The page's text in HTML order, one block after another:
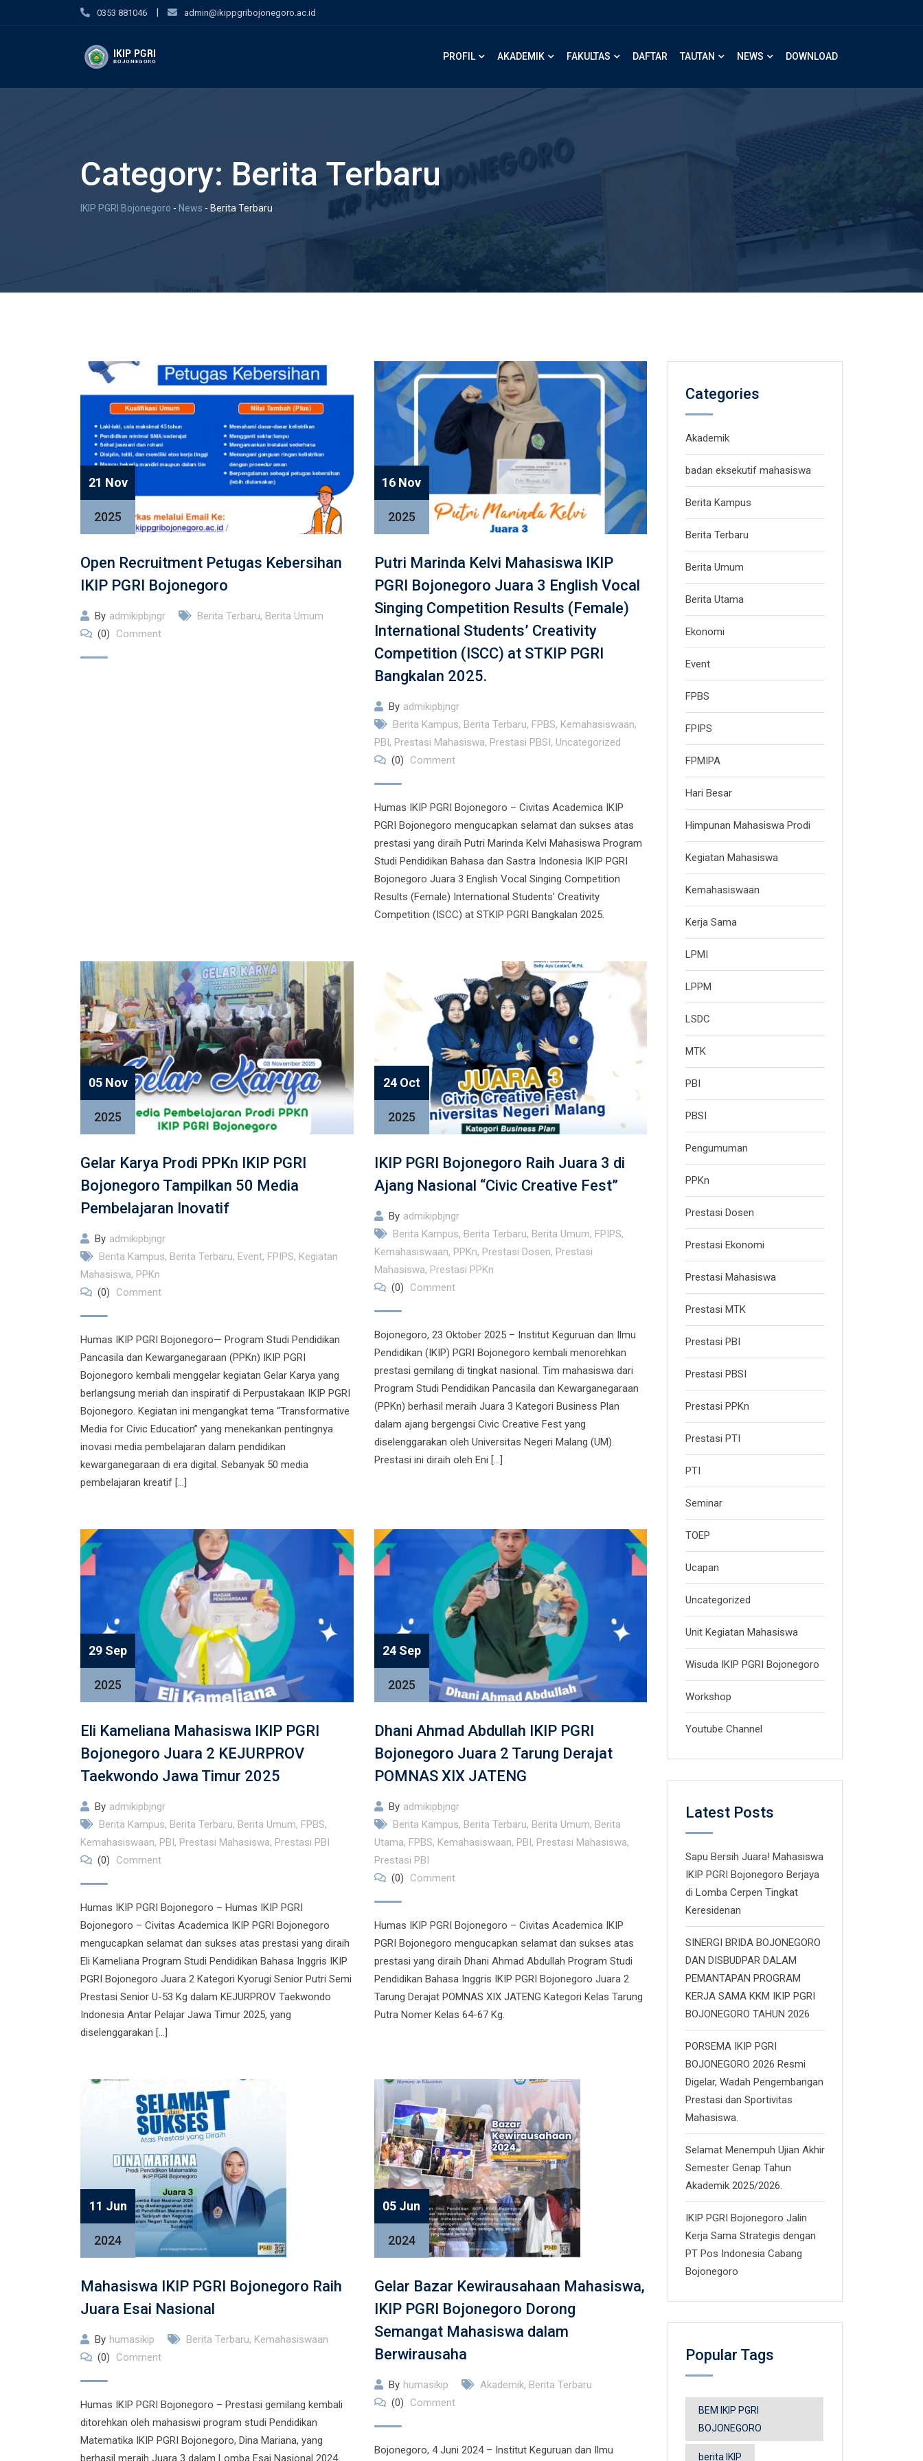
0353 881046 | admin@ikippgribojonegoro.ac.id
PROFIL AKADEMIK FAKULTAS DAFTAR TAUTAN NEWS DOWNLOAD
Category: Berita Terbaru
IKIP PGRI Bojonegoro - News - Berita Terbaru
21 Nov
2025
Open Recruitment Petugas Kebersihan
IKIP PGRI Bojonegoro
By admikipbjngr Berita Terbaru, Berita Umum
(0)
Comment
16 Nov
2025
Putri Marinda Kelvi Mahasiswa IKIP
PGRI Bojonegoro Juara 3 English Vocal
Singing Competition Results (Female)
International Students’ Creativity
Competition (ISCC) at STKIP PGRI
Bangkalan 2025.
By admikipbjngr
Berita Kampus, Berita Terbaru, FPBS, Kemahasiswaan,
PBI, Prestasi Mahasiswa, Prestasi PBSI, Uncategorized
(0)
Comment
Humas IKIP PGRI Bojonegoro – Civitas Academica IKIP
PGRI Bojonegoro mengucapkan selamat dan sukses atas
prestasi yang diraih Putri Marinda Kelvi Mahasiswa Program
Studi Pendidikan Bahasa dan Sastra Indonesia IKIP PGRI
Bojonegoro Juara 3 English Vocal Singing Competition
Results (Female) International Students’ Creativity
Competition (ISCC) at STKIP PGRI Bangkalan 2025.
05 Nov
2025
Gelar Karya Prodi PPKn IKIP PGRI
Bojonegoro Tampilkan 50 Media
Pembelajaran Inovatif
By admikipbjngr
Berita Kampus, Berita Terbaru, Event, FPIPS, Kegiatan
Mahasiswa, PPKn
(0)
Comment
Humas IKIP PGRI Bojonegoro— Program Studi Pendidikan
Pancasila dan Kewarganegaraan (PPKn) IKIP PGRI
Bojonegoro kembali menggelar kegiatan Gelar Karya yang
berlangsung meriah dan inspiratif di Perpustakaan IKIP PGRI
Bojonegoro. Kegiatan ini mengangkat tema “Transformative
Media for Civic Education” yang menekankan pentingnya
inovasi media pembelajaran dalam pendidikan
kewarganegaraan di era digital. Sebanyak 50 media
pembelajaran kreatif […]
24 Oct
2025
IKIP PGRI Bojonegoro Raih Juara 3 di
Ajang Nasional “Civic Creative Fest”
By admikipbjngr
Berita Kampus, Berita Terbaru, Berita Umum, FPIPS,
Kemahasiswaan, PPKn, Prestasi Dosen, Prestasi
Mahasiswa, Prestasi PPKn
(0)
Comment
Bojonegoro, 23 Oktober 2025 – Institut Keguruan dan Ilmu
Pendidikan (IKIP) PGRI Bojonegoro kembali menorehkan
prestasi gemilang di tingkat nasional. Tim mahasiswa dari
Program Studi Pendidikan Pancasila dan Kewarganegaraan
(PPKn) berhasil meraih Juara 3 Kategori Business Plan
dalam ajang bergengsi Civic Creative Fest yang
diselenggarakan oleh Universitas Negeri Malang (UM).
Prestasi ini diraih oleh Eni […]
29 Sep
2025
Eli Kameliana Mahasiswa IKIP PGRI
Bojonegoro Juara 2 KEJURPROV
Taekwondo Jawa Timur 2025
By admikipbjngr
Berita Kampus, Berita Terbaru, Berita Umum, FPBS,
Kemahasiswaan, PBI, Prestasi Mahasiswa, Prestasi PBI
(0)
Comment
Humas IKIP PGRI Bojonegoro – Humas IKIP PGRI
Bojonegoro – Civitas Academica IKIP PGRI Bojonegoro
mengucapkan selamat dan sukses atas prestasi yang diraih
Eli Kameliana Program Studi Pendidikan Bahasa Inggris IKIP
PGRI Bojonegoro Juara 2 Kategori Kyorugi Senior Putri Semi
Prestasi Senior U-53 Kg dalam KEJURPROV Taekwondo
Indonesia Antar Pelajar Jawa Timur 2025, yang
diselenggarakan […]
24 Sep
2025
Dhani Ahmad Abdullah IKIP PGRI
Bojonegoro Juara 2 Tarung Derajat
POMNAS XIX JATENG
By admikipbjngr
Berita Kampus, Berita Terbaru, Berita Umum, Berita
Utama, FPBS, Kemahasiswaan, PBI, Prestasi Mahasiswa,
Prestasi PBI
(0)
Comment
Humas IKIP PGRI Bojonegoro – Civitas Academica IKIP
PGRI Bojonegoro mengucapkan selamat dan sukses atas
prestasi yang diraih Dhani Ahmad Abdullah Program Studi
Pendidikan Bahasa Inggris IKIP PGRI Bojonegoro Juara 2
Tarung Derajat POMNAS XIX JATENG Kategori Kelas Tarung
Putra Nomer Kelas 64-67 Kg.
11 Jun
2024
Mahasiswa IKIP PGRI Bojonegoro Raih
Juara Esai Nasional
By humasikip Berita Terbaru, Kemahasiswaan
(0)
Comment
Humas IKIP PGRI Bojonegoro – Prestasi gemilang kembali
ditorehkan oleh mahasiswi program studi Pendidikan
Matematika IKIP PGRI Bojonegoro, Dina Mariana, yang
berhasil meraih Juara 3 dalam Lomba Esai Nasional 2024.
05 Jun
2024
Gelar Bazar Kewirausahaan Mahasiswa,
IKIP PGRI Bojonegoro Dorong
Semangat Mahasiswa dalam
Berwirausaha
By humasikip Akademik, Berita Terbaru
(0)
Comment
Bojonegoro, 4 Juni 2024 – Institut Keguruan dan Ilmu
Categories
Akademik
badan eksekutif mahasiswa
Berita Kampus
Berita Terbaru
Berita Umum
Berita Utama
Ekonomi
Event
FPBS
FPIPS
FPMIPA
Hari Besar
Himpunan Mahasiswa Prodi
Kegiatan Mahasiswa
Kemahasiswaan
Kerja Sama
LPMI
LPPM
LSDC
MTK
PBI
PBSI
Pengumuman
PPKn
Prestasi Dosen
Prestasi Ekonomi
Prestasi Mahasiswa
Prestasi MTK
Prestasi PBI
Prestasi PBSI
Prestasi PPKn
Prestasi PTI
PTI
Seminar
TOEP
Ucapan
Uncategorized
Unit Kegiatan Mahasiswa
Wisuda IKIP PGRI Bojonegoro
Workshop
Youtube Channel
Latest Posts
Sapu Bersih Juara! Mahasiswa
IKIP PGRI Bojonegoro Berjaya
di Lomba Cerpen Tingkat
Keresidenan
SINERGI BRIDA BOJONEGORO
DAN DISBUDPAR DALAM
PEMANTAPAN PROGRAM
KERJA SAMA KKM IKIP PGRI
BOJONEGORO TAHUN 2026
PORSEMA IKIP PGRI
BOJONEGORO 2026 Resmi
Digelar, Wadah Pengembangan
Prestasi dan Sportivitas
Mahasiswa.
Selamat Menempuh Ujian Akhir
Semester Genap Tahun
Akademik 2025/2026.
IKIP PGRI Bojonegoro Jalin
Kerja Sama Strategis dengan
PT Pos Indonesia Cabang
Bojonegoro
Popular Tags
BEM IKIP PGRI
BOJONEGORO
berita IKIP